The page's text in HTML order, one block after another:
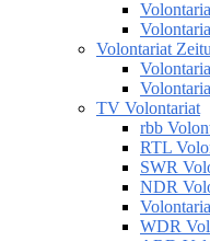
Volontariat
TV Volontariat
rbb
RTL
SWR
NDR
WDR